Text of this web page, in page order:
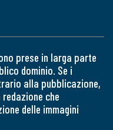
prese in larga parte
dominio. Se i
alla pubblicazione,
che
delle immagini